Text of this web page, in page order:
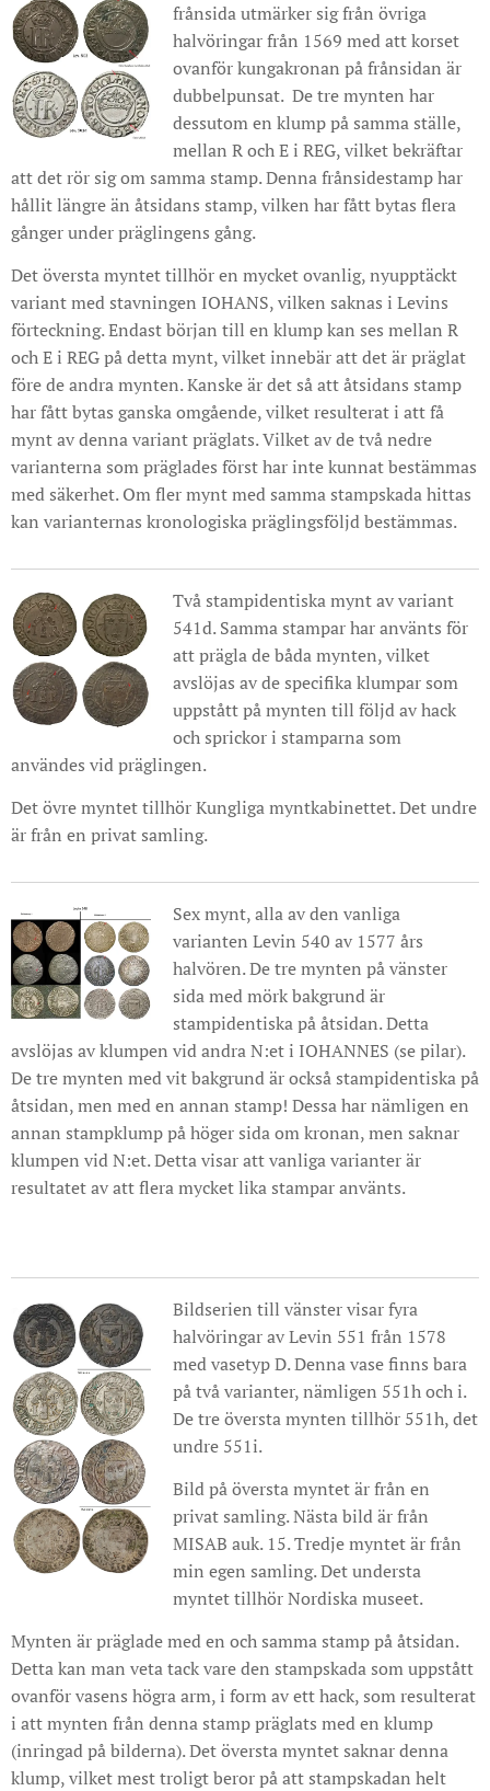
frånsida utmärker sig från övriga
halvöringar från 1569 med att korset
ovanför kungakronan på frånsidan är
dubbelpunsat. De tre mynten har
dessutom en klump på samma ställe,
mellan R och E i REG, vilket bekräftar
att det rör sig om samma stamp. Denna frånsidestamp har
hållit längre än åtsidans stamp, vilken har fått bytas flera
gånger under präglingens gång.
Det översta myntet tillhör en mycket ovanlig, nyupptäckt
variant med stavningen IOHANS, vilken saknas i Levins
förteckning. Endast början till en klump kan ses mellan R
och E i REG på detta mynt, vilket innebär att det är präglat
före de andra mynten. Kanske är det så att åtsidans stamp
har fått bytas ganska omgående, vilket resulterat i att få
mynt av denna variant präglats. Vilket av de två nedre
varianterna som präglades först har inte kunnat bestämmas
med säkerhet. Om fler mynt med samma stampskada hittas
kan varianternas kronologiska präglingsföljd bestämmas.
Två stampidentiska mynt av variant
541d. Samma stampar har använts för
att prägla de båda mynten, vilket
avslöjas av de specifika klumpar som
uppstått på mynten till följd av hack
och sprickor i stamparna som
användes vid präglingen.
Det övre myntet tillhör Kungliga myntkabinettet. Det undre
är från en privat samling.
Sex mynt, alla av den vanliga
varianten Levin 540 av 1577 års
halvören. De tre mynten på vänster
sida med mörk bakgrund är
stampidentiska på åtsidan. Detta
avslöjas av klumpen vid andra N:et i IOHANNES (se pilar).
De tre mynten med vit bakgrund är också stampidentiska på
åtsidan, men med en annan stamp! Dessa har nämligen en
annan stampklump på höger sida om kronan, men saknar
klumpen vid N:et. Detta visar att vanliga varianter är
resultatet av att flera mycket lika stampar använts.
Bildserien till vänster visar fyra
halvöringar av Levin 551 från 1578
med vasetyp D. Denna vase finns bara
på två varianter, nämligen 551h och i.
De tre översta mynten tillhör 551h, det
undre 551i.
Bild på översta myntet är från en
privat samling. Nästa bild är från
MISAB auk. 15. Tredje myntet är från
min egen samling. Det understa
myntet tillhör Nordiska museet.
Mynten är präglade med en och samma stamp på åtsidan.
Detta kan man veta tack vare den stampskada som uppstått
ovanför vasens högra arm, i form av ett hack, som resulterat
i att mynten från denna stamp präglats med en klump
(inringad på bilderna). Det översta myntet saknar denna
klump, vilket mest troligt beror på att stampskadan helt